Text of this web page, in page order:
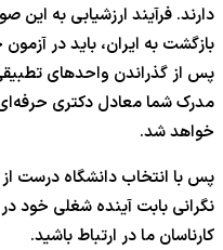
دارند. فرآیند ارزشیابی به
بازگشت به ایران، باید در
پس از گذراندن واحدهای
خواهد شد.
پس با انتخاب دانشگاه درست
نگرانی بابت آینده شغلی خود
کارناسان ما در ارتباط باشید.